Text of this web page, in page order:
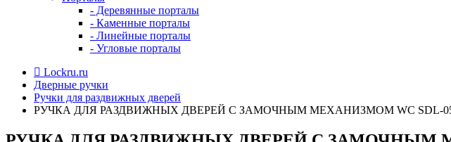
- Деревянные порталы
- Каменные порталы
- Линейные порталы
- Угловые порталы
Lockru.ru
Дверные ручки
Ручки для раздвижных дверей
РУЧКА ДЛЯ РАЗДВИЖНЫХ ДВЕРЕЙ С ЗАМОЧНЫМ МЕХАНИЗМОМ WC SDL-05